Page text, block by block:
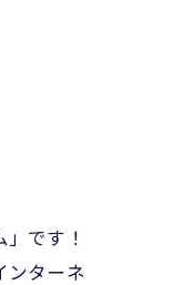
です！
ンターネ